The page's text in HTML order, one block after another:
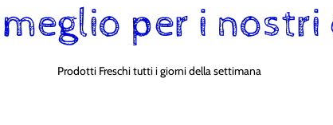
per i nostri
Prodotti Freschi tutti i giorni della settimana